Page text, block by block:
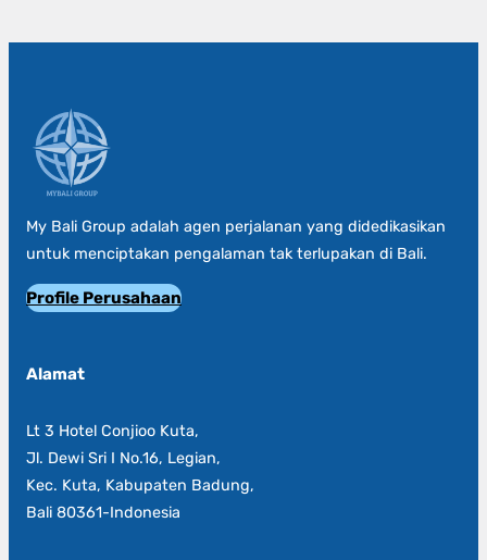
My Bali Group adalah agen perjalanan yang didedikasikan
untuk menciptakan pengalaman tak terlupakan di Bali.
Profile Perusahaan
Alamat
Lt 3 Hotel Conjioo Kuta,
Jl. Dewi Sri I No.16, Legian,
Kec. Kuta, Kabupaten Badung,
Bali 80361-Indonesia